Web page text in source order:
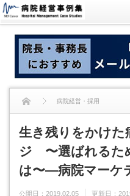
病院経営・採用
生き残りをかけた病院ホームペー
院マーケティング新時代（5）
生き残りをかけた
ジ 〜選ばれるた
は〜―病院マーケ
公開日： 2019.02.05 更新日：